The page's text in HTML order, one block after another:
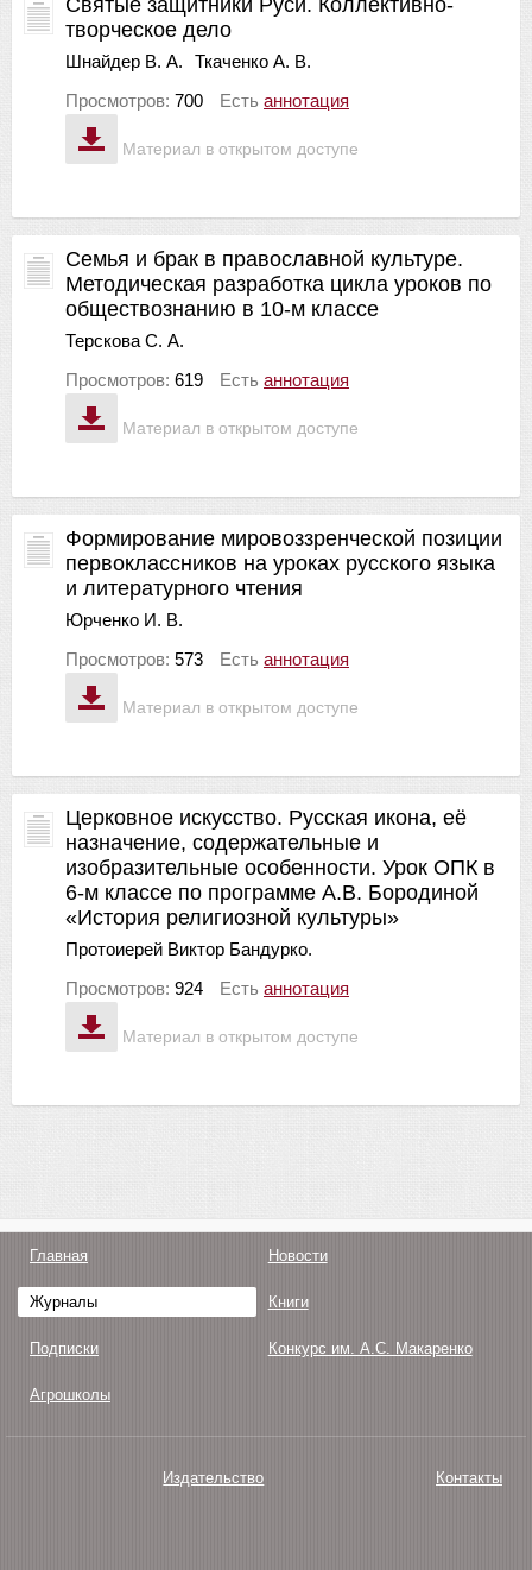
Материал в открытом доступе
творческое дело
Шнайдер В. А.
Ткаченко А. В.
Просмотров: 700 Есть аннотация
Материал в открытом доступе
Семья и брак в православной культуре.
Методическая разработка цикла уроков по
обществознанию в 10-м классе
Терскова С. А.
Просмотров: 619 Есть аннотация
Материал в открытом доступе
Формирование мировоззренческой позиции
первоклассников на уроках русского языка
и литературного чтения
Юрченко И. В.
Просмотров: 573 Есть аннотация
Материал в открытом доступе
Церковное искусство. Русская икона, её
назначение, содержательные и
изобразительные особенности. Урок ОПК в
6-м классе по программе А.В. Бородиной
«История религиозной культуры»
Протоиерей Виктор Бандурко.
Просмотров: 924 Есть аннотация
Главная Новости
Журналы Книги
Подписки Конкурс им. А.С. Макаренко
Агрошколы
Издательство Контакты